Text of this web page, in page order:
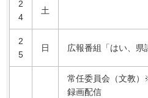
2
4
土
2
5
日 広報番組「はい、県
常任委員会（文教）
録画配信